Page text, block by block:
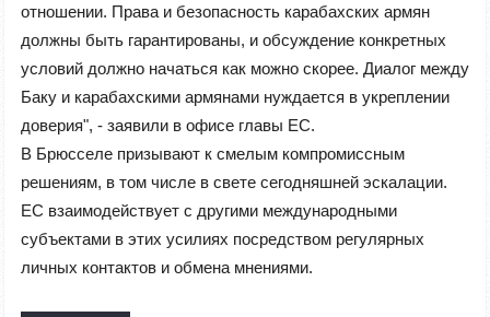
отношении. Права и безопасность карабахских армян
должны быть гарантированы, и обсуждение конкретных
условий должно начаться как можно скорее. Диалог между
Баку и карабахскими армянами нуждается в укреплении
доверия", - заявили в офисе главы ЕС.
В Брюсселе призывают к смелым компромиссным
решениям, в том числе в свете сегодняшней эскалации.
ЕС взаимодействует с другими международными
субъектами в этих усилиях посредством регулярных
личных контактов и обмена мнениями.